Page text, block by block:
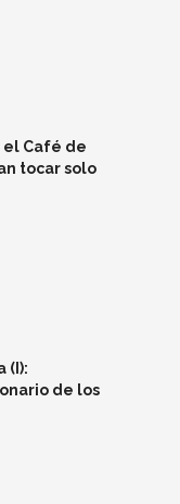
el Café de
tocar solo
(I):
de los